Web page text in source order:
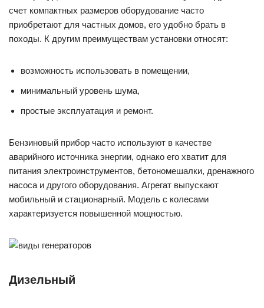
счет компактных размеров оборудование часто
приобретают для частных домов, его удобно брать в
походы. К другим преимуществам установки относят:
возможность использовать в помещении,
минимальный уровень шума,
простые эксплуатация и ремонт.
Бензиновый прибор часто используют в качестве
аварийного источника энергии, однако его хватит для
питания электроинструментов, бетономешалки, дренажного
насоса и другого оборудования. Агрегат выпускают
мобильный и стационарный. Модель с колесами
характеризуется повышенной мощностью.
Дизельный